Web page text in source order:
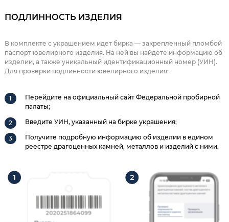
ПОДЛИННОСТЬ ИЗДЕЛИЯ
В комплекте с украшением идет бирка — закрепленный пломбой
паспорт ювелирного изделия. На ней вы найдете информацию об
изделии, а также уникальный идентификационный номер (УИН).
Для проверки подлинности ювелирного изделия:
Перейдите на официальный сайт Федеральной пробирной
палаты;
Введите УИН, указанный на бирке украшения;
Получите подробную информацию об изделии в едином
реестре драгоценных камней, металлов и изделий с ними.